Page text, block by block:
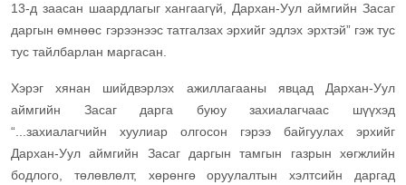
13-д заасан шаардлагыг хангаагүй, Дархан-Уул аймгийн Засаг
даргын өмнөөс гэрээнээс татгалзах эрхийг эдлэх эрхтэй” гэж тус
тус тайлбарлан маргасан.
Хэрэг хянан шийдвэрлэх ажиллагааны явцад Дархан-Уул
аймгийн Засаг дарга буюу захиалагчаас шүүхэд
“...захиалагчийн хуулиар олгосон гэрээ байгуулах эрхийг
Дархан-Уул аймгийн Засаг даргын тамгын газрын хөгжлийн
бодлого, төлөвлөлт, хөрөнгө оруулалтын хэлтсийн даргад